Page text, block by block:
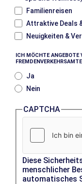
Familienreisen
Attraktive Deals
Neuigkeiten &
ICH MÖCHTE ANGEBOTE
Ja
Nein
CAPTCHA
Diese
menschlicher
automatisches